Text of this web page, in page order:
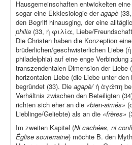
Hausgemeinschaften entwickelten
sogar eine Ekklesiologie deragapè
den Begriff hinausging, der eine
philia (33, ἡ φιλία, Liebe/
Die Christen haben die Konzeption
brüderlichen/geschwisterlichen Liebe
philadelphia) auf eine enge Verbindung
transzendentalen Dimension der Liebe
horizontalen Liebe (die Liebe unter
begründet (33). Die agapè/ἡ ἀγάπη
Verhältnis zwischen den Beteiligten
richten sich eher an die «bien-aimés»
Lieblinge/Geliebte) als an die «frères»
Im zweiten Kapitel (Ni cachées, ni
Église souterraine) möchte B. den